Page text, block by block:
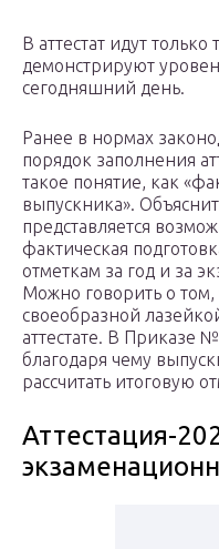
В аттестат идут
демонстрируют
сегодняшний день.
Ранее в нормах
порядок заполнения
такое понятие, как
выпускника».
представляется
фактическая
отметкам за год и за
Можно говорить о
своеобразной
аттестате. В Приказе
благодаря чему
рассчитать итоговую
Аттестация-